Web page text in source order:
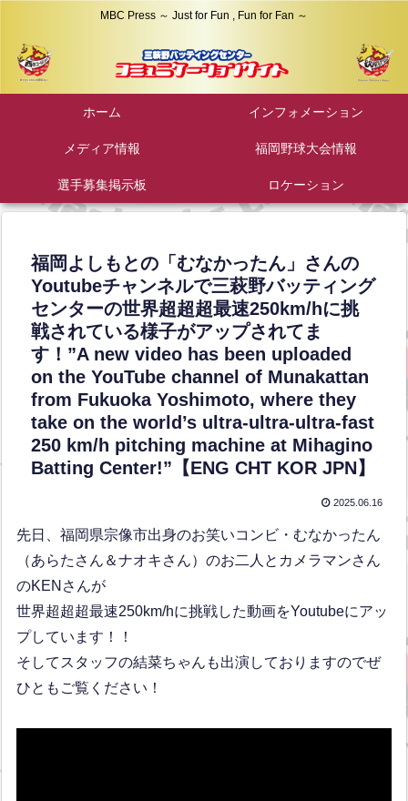
MBC Press ～ Just for Fun , Fun for Fan ～
ホーム インフォメーション
メディア情報 福岡野球大会情報
選手募集掲示板 ロケーション
福岡よしもとの「むなかったん」さんの
Youtubeチャンネルで三萩野バッティング
センターの世界超超超最速250km/hに挑
戦されている様子がアップされてま
す！”A new video has been uploaded
on the YouTube channel of Munakattan
from Fukuoka Yoshimoto, where they
take on the world’s ultra-ultra-ultra-fast
250 km/h pitching machine at Mihagino
Batting Center!”【ENG CHT KOR JPN】
2025.06.16
先日、福岡県宗像市出身のお笑いコンビ・むなかったん
（あらたさん＆ナオキさん）のお二人とカメラマンさん
のKENさんが
世界超超超最速250km/hに挑戦した動画をYoutubeにアッ
プしています！！
そしてスタッフの結菜ちゃんも出演しておりますのでぜ
ひともご覧ください！